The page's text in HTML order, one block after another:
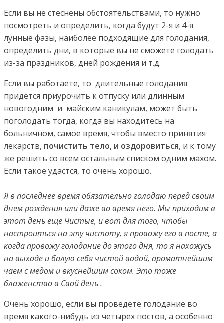
Если вы не стеснены обстоятельствами, то нужно
посмотреть и определить, когда будут 2-я и 4-я
лунные фазы, наиболее подходящие для голодания,
определить дни, в которые вы не сможете голодать
из-за праздников, дней рождения и т.д.
Если вы работаете, то длительные голодания
придется приурочить к отпуску или длинным
новогодним и майским каникулам, может быть
поголодать тогда, когда вы находитесь на
больничном, самое время, чтобы вместо принятия
лекарств, почистить тело, и оздоровиться, и к тому
же решить со всем остальным списком одним махом.
Если такое удастся, то очень хорошо.
Я в последнее время обязательно голодаю перед своим
днем рождения или даже во время него. Мы приходим в
этот день ещё Чистые, и вот для того, чтобы
настроиться на эту чистоту, я провожу его в посте, а
когда провожу голодание до этого дня, то я нахожусь
на выходе и балую себя чистой водой, ароматнейшим
чаем с медом и вкуснейшим соком. Это тоже
блаженство в Свой день.
Очень хорошо, если вы проведете голодание во
время какого-нибудь из четырех постов, а особенно